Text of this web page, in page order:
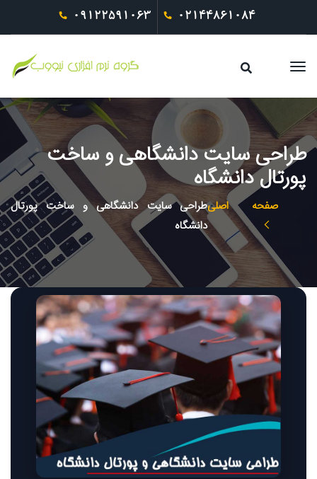
09122591063 02144861084
طراحی سایت دانشگاهی و ساخت
پورتال دانشگاه
صفحه اصلیطراحی سایت دانشگاهی و ساخت پورتال
دانشگاه